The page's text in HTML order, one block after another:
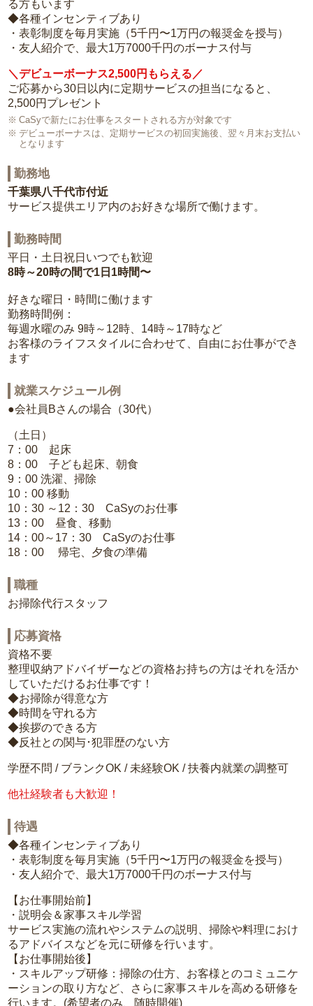
る方もいます
◆各種インセンティブあり
・表彰制度を毎月実施（5千円〜1万円の報奨金を授与）
・友人紹介で、最大1万7000千円のボーナス付与
＼デビューボーナス2,500円もらえる／
ご応募から30日以内に定期サービスの担当になると、
2,500円プレゼント
CaSyで新たにお仕事をスタートされる方が対象です
デビューボーナスは、定期サービスの初回実施後、翌々月末お支払い
となります
勤務地
千葉県八千代市付近
サービス提供エリア内のお好きな場所で働けます。
勤務時間
平日・土日祝日いつでも歓迎
8時～20時の間で1日1時間〜
好きな曜日・時間に働けます
勤務時間例：
毎週水曜のみ 9時～12時、14時～17時など
お客様のライフスタイルに合わせて、自由にお仕事ができ
ます
就業スケジュール例
●会社員Bさんの場合（30代）
（土日）
7：00 起床
8：00 子ども起床、朝食
9：00 洗濯、掃除
10：00 移動
10：30 ～12：30 CaSyのお仕事
13：00 昼食、移動
14：00～17：30 CaSyのお仕事
18：00 帰宅、夕食の準備
職種
お掃除代行スタッフ
応募資格
資格不要
整理収納アドバイザーなどの資格お持ちの方はそれを活か
していただけるお仕事です！
◆お掃除が得意な方
◆時間を守れる方
◆挨拶のできる方
◆反社との関与･犯罪歴のない方
学歴不問 / ブランクOK / 未経験OK / 扶養内就業の調整可
他社経験者も大歓迎！
待遇
◆各種インセンティブあり
・表彰制度を毎月実施（5千円〜1万円の報奨金を授与）
・友人紹介で、最大1万7000千円のボーナス付与
【お仕事開始前】
・説明会＆家事スキル学習
サービス実施の流れやシステムの説明、掃除や料理におけ
るアドバイスなどを元に研修を行います。
【お仕事開始後】
・スキルアップ研修：掃除の仕方、お客様とのコミュニケ
ーションの取り方など、さらに家事スキルを高める研修を
行います。(希望者のみ、随時開催)